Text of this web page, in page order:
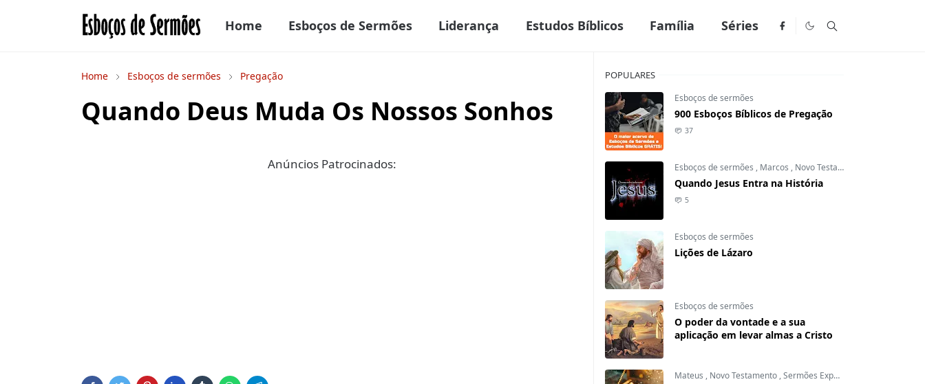
Home Esboços de Sermões Liderança Estudos Bíblicos Família Séries
Home Esboços de sermões Pregação
Quando Deus Muda Os Nossos Sonhos
Anúncios Patrocinados:
POPULARES
Esboços de sermões
900 Esboços Bíblicos de Pregação
37
Esboços de sermões , Marcos , Novo Testamento
Quando Jesus Entra na História
5
Esboços de sermões
Lições de Lázaro
Esboços de sermões
O poder da vontade e a sua
aplicação em levar almas a Cristo
Mateus , Novo Testamento ,Sermões Expositivos